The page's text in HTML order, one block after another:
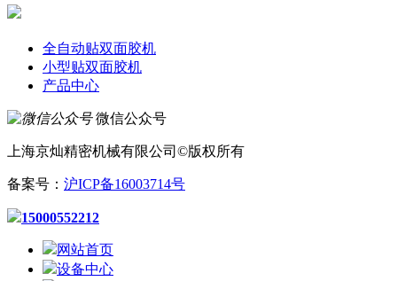
全自动贴双面胶机
小型贴双面胶机
产品中心
微信公众号
上海京灿精密机械有限公司©版权所有
备案号： 沪ICP备16003714号
15000552212
网站首页
设备中心